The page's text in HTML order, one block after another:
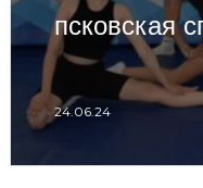
псковская
24.06.24